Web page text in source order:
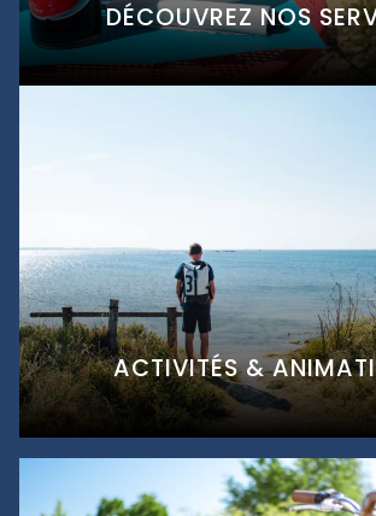
DÉCOUVREZ NOS
ACTIVITÉS &